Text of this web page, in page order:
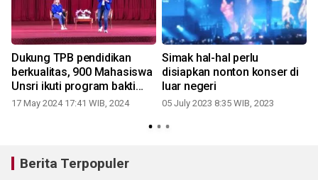
Dukung TPB pendidikan
berkualitas, 900 Mahasiswa
Unsri ikuti program bakti
BCA
17 May 2024 17:41 WIB, 2024
Simak hal-hal perlu
disiapkan nonton konser di
luar negeri
05 July 2023 8:35 WIB, 2023
Berita Terpopuler